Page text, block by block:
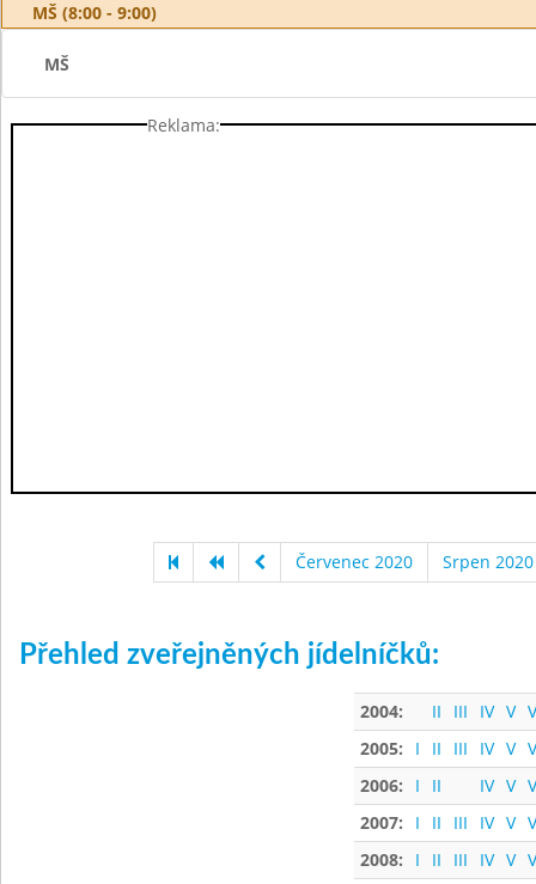
MŠ (8:00 - 9:00)
MŠ
Reklama:
Červenec 2020 Srpen 2020
Přehled zveřejněných jídelníčků:
2004: II III IV V
2005:
I II III IV V
2006:
I II IV V
2007:
I II III IV V
2008:
I II III IV V